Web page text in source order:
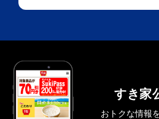
すき家
おトクな情報